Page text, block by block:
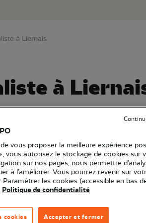
Aller à la
à Liernais
à
Sortie nature
de panneaux photovoltaïques
et avec des contre-
et à la recherche des oiseaux
des Naturalistes des Terres BFC
vous proposer la meilleure expérience
vous autorisez le stockage de cookies sur
sur nos pages, nous permettre
à l’améliorer. Vous pourrez revenir sur
les cookies (accessible en bas
Politique de confidentialité
Accepter et fermer
cookies